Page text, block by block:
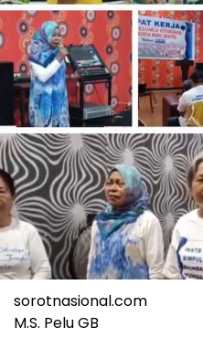
sorotnasional.com
M.S. Pelu GB